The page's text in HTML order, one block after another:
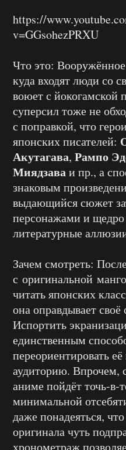
https://
v=GGsohezPRXU
Что это: Вооружённое
куда входят люди со
воюет с йокогамской
суперсил тоже не
с поправкой, что
японских писателей:
Акутагава, Рампо
Миядзаваи пр., а
знаковым
выдающийся сюжет
персонажами и щедро
литературные
Зачем смотреть:
с оригинальной
читать японских
она оправдывает своё
Испортить
единственным
переориентировать
аудиторию. Впрочем,
аниме пойдёт точь-в-
минимальной
даже понадеяться,
оригинала чуть